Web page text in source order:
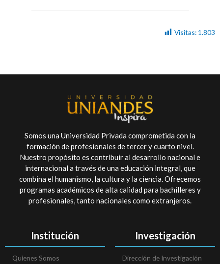
Visitas: 1.803
Somos una Universidad Privada comprometida con la
formación de profesionales de tercer y cuarto nivel.
Nuestro propósito es contribuir al desarrollo nacional e
internacional a través de una educación integral, que
combina el humanismo, la cultura y la ciencia. Ofrecemos
programas académicos de alta calidad para bachilleres y
profesionales, tanto nacionales como extranjeros.
Institución
Quienes Somos
Investigación
Dirección de Investigación